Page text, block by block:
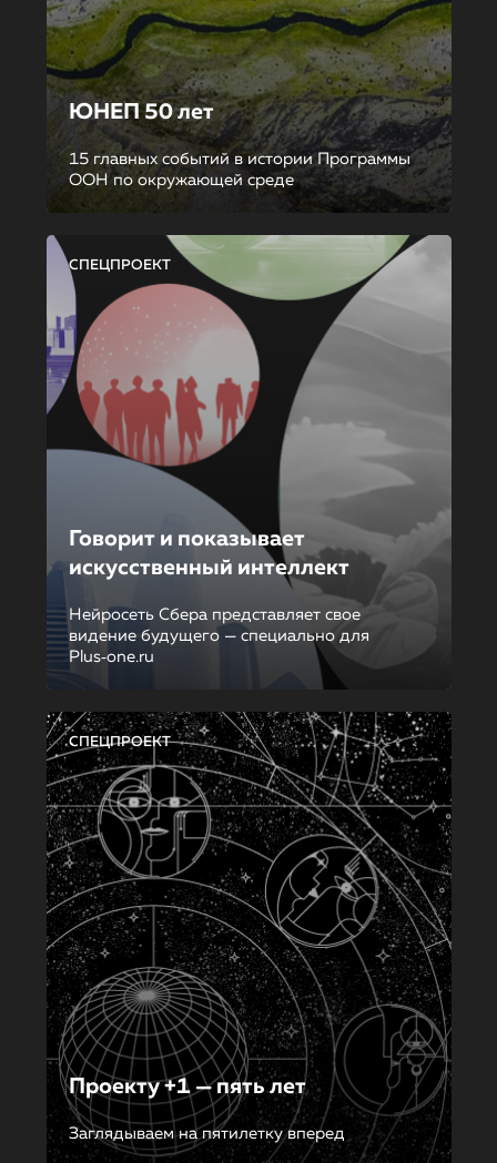
ЮНЕП 50 лет
15 главных событий в истории Программы
ООН по окружающей среде
СПЕЦПРОЕКТ
Говорит и показывает
искусственный интеллект
Нейросеть Сбера представляет свое
видение будущего — специально для
Plus‑one.ru
СПЕЦПРОЕКТ
Проекту +1 — пять лет
Заглядываем на пятилетку вперед